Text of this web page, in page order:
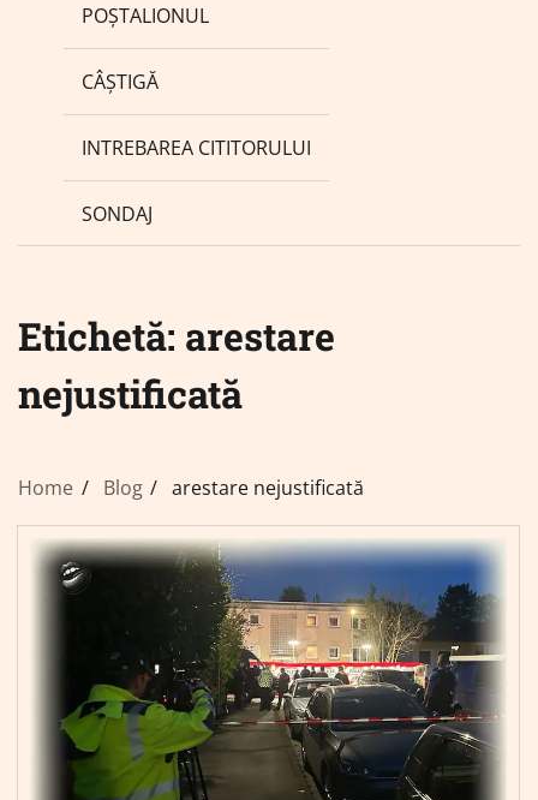
POȘTALIONUL
CÂȘTIGĂ
INTREBAREA CITITORULUI
SONDAJ
Etichetă: arestare
nejustificată
Home Blog arestare nejustificată